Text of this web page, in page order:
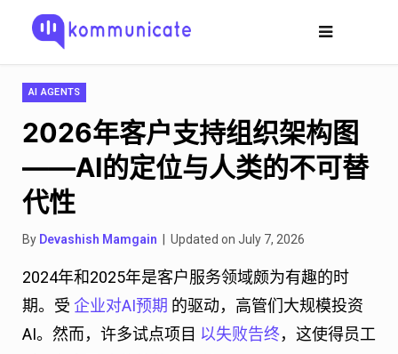
AI AGENTS
2026年客户支持组织架构图
——AI的定位与人类的不可替
代性
By Devashish Mamgain | Updated on July 7, 2026
2024年和2025年是客户服务领域颇为有趣的时
期。受 企业对AI预期 的驱动，高管们大规模投资
AI。然而，许多试点项目 以失败告终，这使得员工